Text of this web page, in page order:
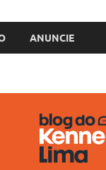
ANUNCIE